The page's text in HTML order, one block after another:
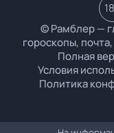
© Рамблер —
гороскопы,
Полная
Условия
Политика
18